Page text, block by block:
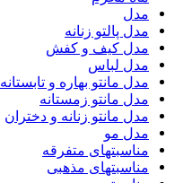
مدل
مدل پالتو زنانه
مدل کیف و کفش
مدل لباس
مدل مانتو بهاره و تابستانه
مدل مانتو زمستانه
مدل مانتو زنانه و دختران
مدل مو
مناسبتهای متفرقه
مناسبتهای مذهبی